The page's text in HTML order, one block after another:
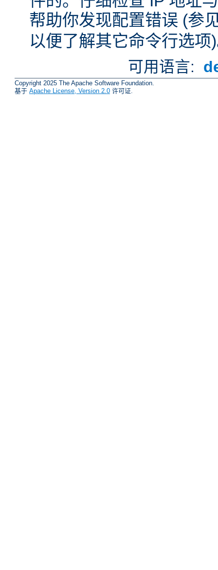
帮助你发现配置错误 (参
以便了解其它命令行选项
可用语言:
Copyright 2025 The Apache Software Foundation.
基于 Apache License, Version 2.0 许可证.